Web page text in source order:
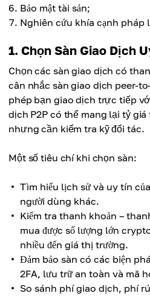
Bảo mật tài sản;
Nghiên cứu khía cạnh pháp
1. Chọn Sàn Giao Dịch
Chọn các sàn giao dịch có
cân nhắc sàn giao dịch peer-
phép bạn giao dịch trực tiếp
dịch P2P có thể mang lại tỷ
nhưng cần kiểm tra kỹ đối tác.
Một số tiêu chí khi chọn sàn:
Tìm hiểu lịch sử và uy tín
người dùng khác.
Kiểm tra thanh khoản –
mua được số lượng lớn
nhiều đến giá thị trường.
Đảm bảo sàn có các biện
2FA, lưu trữ an toàn và mã
So sánh phí giao dịch, phí